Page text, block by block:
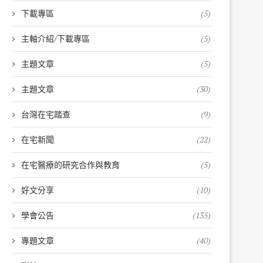
下載專區 (5)
主軸介紹/下載專區 (5)
主題文章 (5)
主題文章 (30)
台灣在宅踏查 (9)
在宅新聞 (22)
在宅醫療的研究合作與教育 (5)
好文分享 (10)
學會公告 (135)
專題文章 (40)